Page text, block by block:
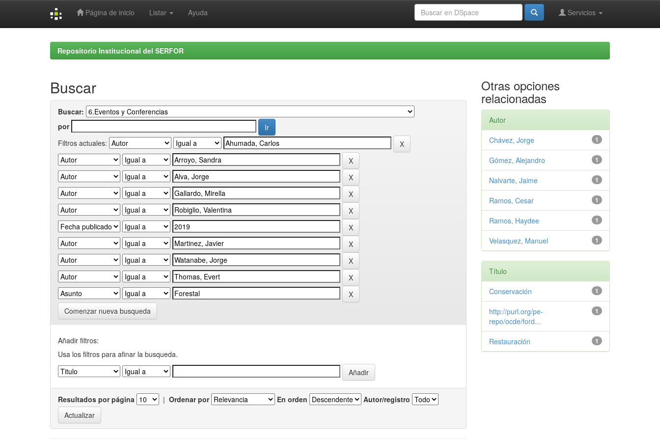
Página de inicio Listar Ayuda Servicios
Repositorio Institucional del SERFOR
Buscar
Buscar:
por
Filtros actuales:
Comenzar nueva busqueda
Añadir filtros:
Usa los filtros para afinar la busqueda.
Resultados por página | Ordenar por En orden Autor/registro
Otras opciones
relacionadas
Autor
1
Chávez, Jorge
1
Gómez, Alejandro
1
Nalvarte, Jaime
1
Ramos, Cesar
1
Ramos, Haydee
1
Velasquez, Manuel
Título
1
Conservación
1
http://purl.org/pe-
repo/ocde/ford...
1
Restauración